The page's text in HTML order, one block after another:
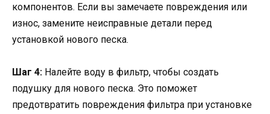
компонентов. Если вы замечаете повреждения или
износ, замените неисправные детали перед
установкой нового песка.
Шаг 4: Налейте воду в фильтр, чтобы создать
подушку для нового песка. Это поможет
предотвратить повреждения фильтра при установке